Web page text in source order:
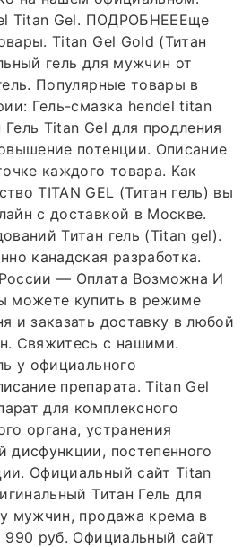
Titan Gel. ПОДРОБНЕЕЕще
Titan Gel Gold (Титан
гель для мужчин от
Популярные товары в
Гель-смазка hendel titan
Titan Gel для продления
потенции. Описание
каждого товара. Как
TITAN GEL (Титан гель) вы
с доставкой в Москве.
Титан гель (Titan gel).
канадская разработка.
— Оплата Возможна И
можете купить в режиме
и заказать доставку в любой
Свяжитесь с нашими.
у официального
препарата. Titan Gel
для комплексного
органа, устранения
дисфункции, постепенного
Официальный сайт Titan
Титан Гель для
мужчин, продажа крема в
руб. Официальный сайт